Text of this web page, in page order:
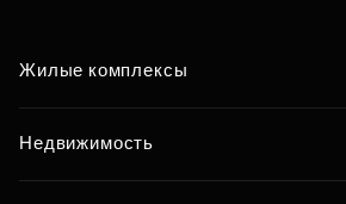
Жилые комплексы
Недвижимость